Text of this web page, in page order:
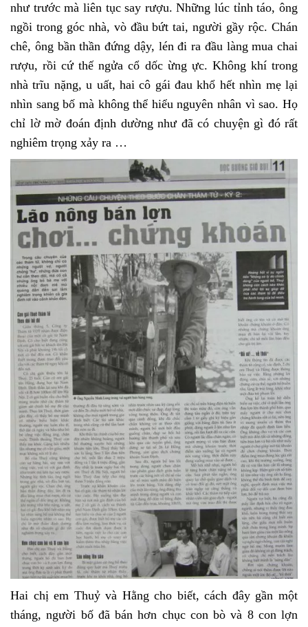
như trước mà liên tục say rượu. Những lúc tỉnh táo, ông
ngồi trong góc nhà, vò đầu bứt tai, người gầy rộc. Chán
chê, ông bần thần đứng dậy, lén đi ra đầu làng mua chai
rượu, rồi cứ thế ngửa cổ dốc ừng ực. Không khí trong
nhà trĩu nặng, u uất, hai cô gái đau khổ hết nhìn mẹ lại
nhìn sang bố mà không thể hiểu nguyên nhân vì sao. Họ
chỉ lờ mờ đoán định dường như đã có chuyện gì đó rất
nghiêm trọng xảy ra …
Hai chị em Thuỷ và Hằng cho biết, cách đây gần một
tháng, người bố đã bán hơn chục con bò và 8 con lợn